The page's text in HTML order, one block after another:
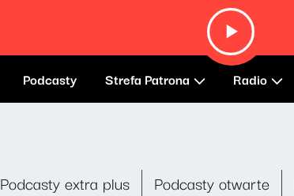
Podcasty Strefa Patrona Radio
Podcasty extra plus Podcasty otwarte